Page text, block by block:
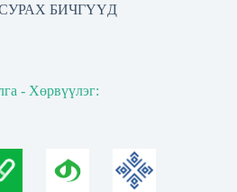
БИЧГҮҮД
- Хөрвүүлэг: